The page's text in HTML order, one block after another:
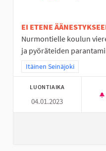
EI ETENE
Nurmontielle koulun
ja pyöräteiden
Rajaa tulokset teeman
Itäinen Seinäjoki
LUONTIAIKA
04.01.2023